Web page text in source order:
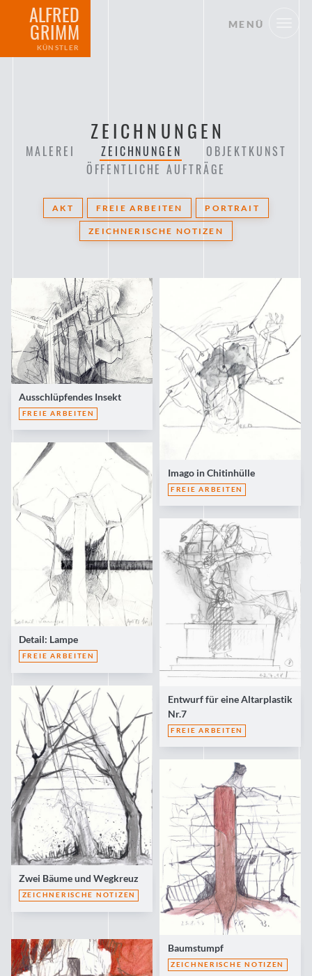
ALFRED
GRIMM
KÜNSTLER
MENÜ
ZEICHNUNGEN
MALEREI ZEICHNUNGEN
OBJEKTKUNST
ÖFFENTLICHE AUFTRÄGE
AKT FREIE ARBEITEN PORTRAIT
ZEICHNERISCHE NOTIZEN
Ausschlüpfendes Insekt
FREIE ARBEITEN
Imago in Chitinhülle
FREIE ARBEITEN
Detail: Lampe
FREIE ARBEITEN
Entwurf für eine Altarplastik
Nr.7
FREIE ARBEITEN
Zwei Bäume und Wegkreuz
ZEICHNERISCHE NOTIZEN
Baumstumpf
ZEICHNERISCHE NOTIZEN